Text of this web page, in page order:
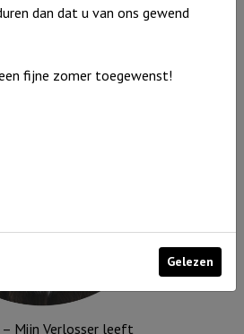
Groen
-
Mijn Verlosser leeft
dan dat u van ons gewend
fijne zomer toegewenst!
Gelezen